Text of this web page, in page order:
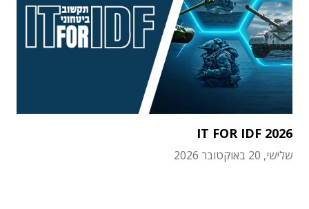
IT FOR IDF 2026
שלישי, 20 באוקטובר 2026